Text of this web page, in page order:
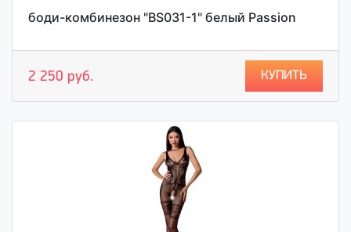
боди-комбинезон "BS031-1" белый Passion
2 250 руб. КУПИТЬ